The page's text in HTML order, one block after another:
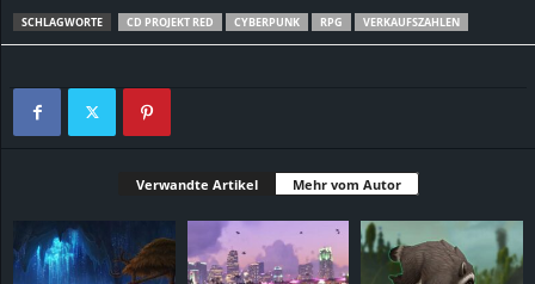
SCHLAGWORTE CD PROJEKT RED CYBERPUNK RPG VERKAUFSZAHLEN
Verwandte Artikel Mehr vom Autor